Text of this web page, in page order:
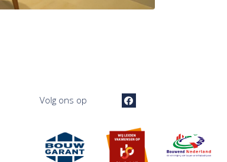
Volg ons op